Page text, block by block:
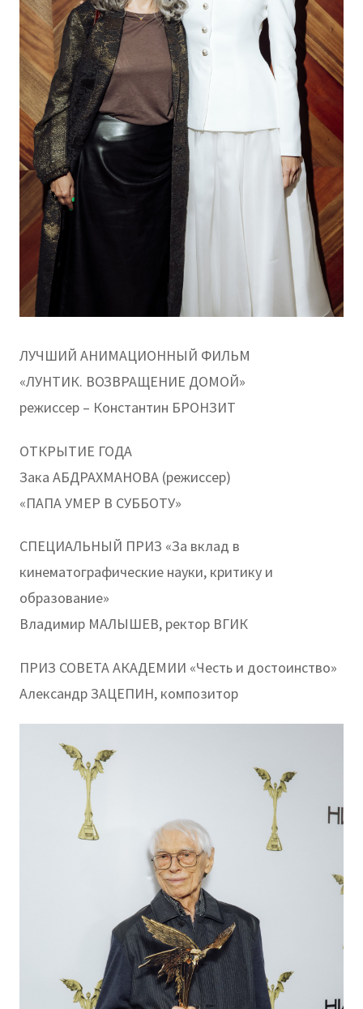
ЛУЧШИЙ АНИМАЦИОННЫЙ ФИЛЬМ
«ЛУНТИК. ВОЗВРАЩЕНИЕ ДОМОЙ»
режиссер – Константин БРОНЗИТ
ОТКРЫТИЕ ГОДА
Зака АБДРАХМАНОВА (режиссер)
«ПАПА УМЕР В СУББОТУ»
СПЕЦИАЛЬНЫЙ ПРИЗ «За вклад в
кинематографические науки, критику и
образование»
Владимир МАЛЫШЕВ, ректор ВГИК
ПРИЗ СОВЕТА АКАДЕМИИ «Честь и достоинство»
Александр ЗАЦЕПИН, композитор